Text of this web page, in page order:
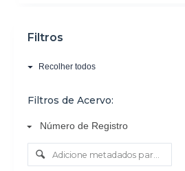
Filtros
Recolher todos
Filtros de Acervo:
Número de Registro